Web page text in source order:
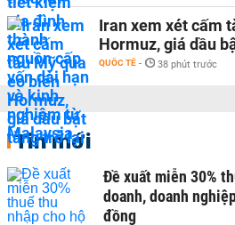
Iran xem xét cấm
Hormuz, giá dầu
QUỐC TẾ - 38 phút trước
Tin mới
Đề xuất miễn 30%
doanh, doanh
đồng